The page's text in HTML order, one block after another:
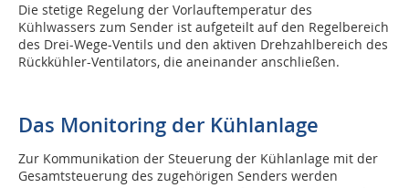
Die stetige Regelung der Vorlauftemperatur des
Kühlwassers zum Sender ist aufgeteilt auf den Regelbereich
des Drei-Wege-Ventils und den aktiven Drehzahlbereich des
Rückkühler-Ventilators, die aneinander anschließen.
Das Monitoring der Kühlanlage
Zur Kommunikation der Steuerung der Kühlanlage mit der
Gesamtsteuerung des zugehörigen Senders werden